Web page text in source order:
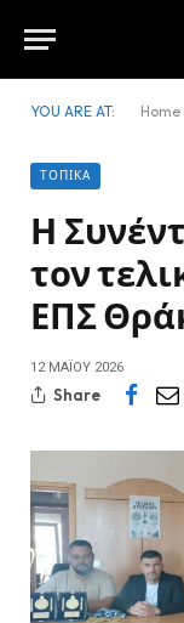
YOU ARE AT: Home
ΤΟΠΙΚΆ
Η
τον
ΕΠΣ
12 ΜΑΪ́ΟΥ 2026
Share